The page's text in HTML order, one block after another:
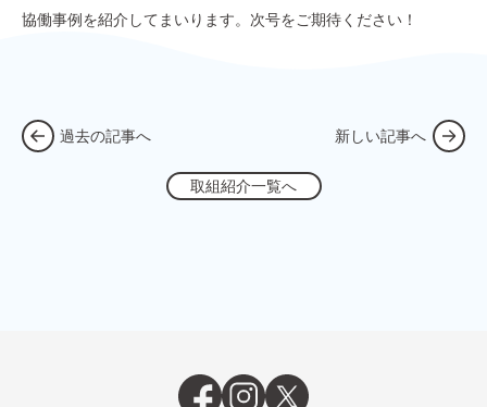
協働事例を紹介してまいります。次号をご期待ください！
過去の記事へ
取組紹介一覧へ
新しい記事へ